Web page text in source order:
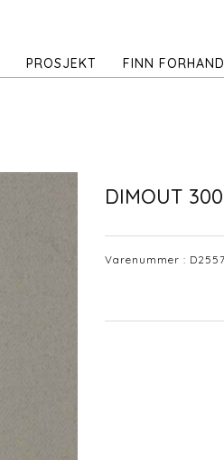
PROSJEKT FINN
DIMOUT
Varenummer :